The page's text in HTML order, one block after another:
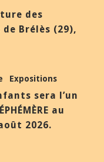
des
Brélès (29),
Expositions
sera l’un
au
2026.